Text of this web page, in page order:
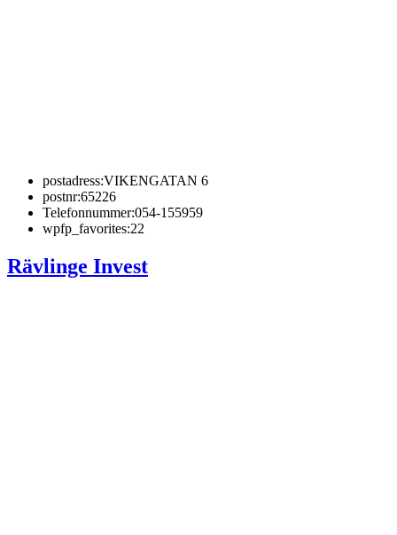
postadress:VIKENGATAN 6
postnr:65226
Telefonnummer:054-155959
wpfp_favorites:22
Rävlinge Invest